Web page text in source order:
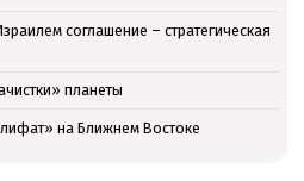
соглашение – стратегическая
планеты
на Ближнем Востоке